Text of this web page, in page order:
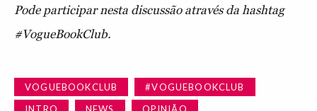
Pode participar nesta discussão através da hashtag
#VogueBookClub.
VOGUEBOOKCLUB
#VOGUEBOOKCLUB
INTRO
NEWS
OPINIÃO